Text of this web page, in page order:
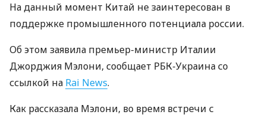
На данный момент Китай не заинтересован в
поддержке промышленного потенциала россии.
Об этом заявила премьер-министр Италии
Джорджия Мэлони, сообщает РБК-Украина со
ссылкой на Rai News.
Как рассказала Мэлони, во время встречи с